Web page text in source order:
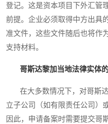
登记。这是资本项目下外汇管
前提。企业必须取得中方出具
准文件，这些文件随后也将作
支持材料。
哥斯达黎加当地法律实体
在大多数情况下，对哥斯达
立子公司（如有限责任公司）
因此，申请备案时需要提交哥